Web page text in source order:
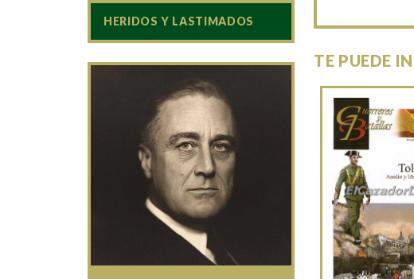
TE PUEDE
HERIDOS Y LASTIMADOS